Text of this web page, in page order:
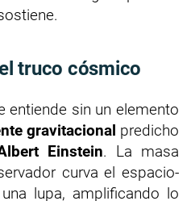
truco cósmico
entiende sin un elemento
gravitacional predicho
Einstein. La masa
curva el espacio-
lupa, amplificando lo